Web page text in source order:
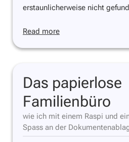
erstaunlicherweise nicht
Read more
Das papierlose
Familienbüro
wie ich mit einem Raspi und
Spass an der